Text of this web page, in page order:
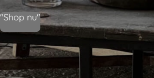
"Shop nu"